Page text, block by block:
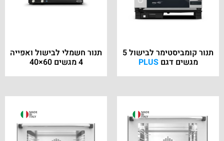
תנור קומביסטימר לבישול 5
מגשים דגםPLUS
תנור חשמלי לבישול ואפייה